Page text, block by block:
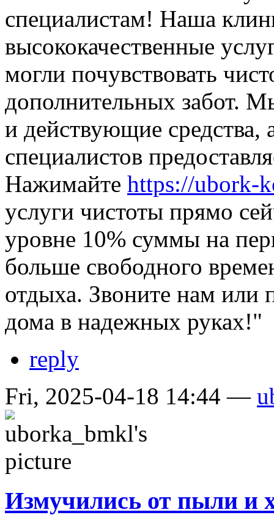
специалистам! Наша
высококачественные
могли почувствовать
дополнительных забот.
и действующие
специалистов
Нажимайте https://ubork-
услуги чистоты прямо
уровне 10% суммы на
больше свободного
отдыха. Звоните нам
дома в надежных руках!"
reply
Fri, 2025-04-18 14:44 —
Измучились от пыли и